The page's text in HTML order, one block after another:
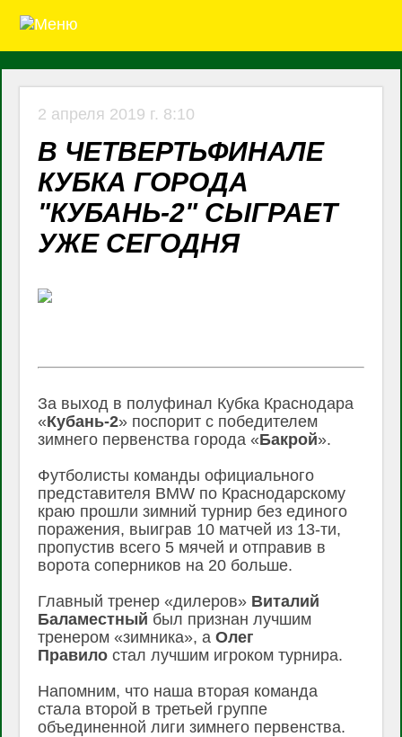
2 апреля 2019 г. 8:10
В ЧЕТВЕРТЬФИНАЛЕ
КУБКА ГОРОДА
"КУБАНЬ-2" СЫГРАЕТ
УЖЕ СЕГОДНЯ
За выход в полуфинал Кубка Краснодара
«Кубань-2» поспорит с победителем
зимнего первенства города «Бакрой».
Футболисты команды официального
представителя BMW по Краснодарскому
краю прошли зимний турнир без единого
поражения, выиграв 10 матчей из 13-ти,
пропустив всего 5 мячей и отправив в
ворота соперников на 20 больше.
Главный тренер «дилеров» Виталий
Баламестный был признан лучшим
тренером «зимника», аОлег
Правило стал лучшим игроком турнира.
Напомним, что наша вторая команда
стала второй в третьей группе
объединенной лиги зимнего первенства.